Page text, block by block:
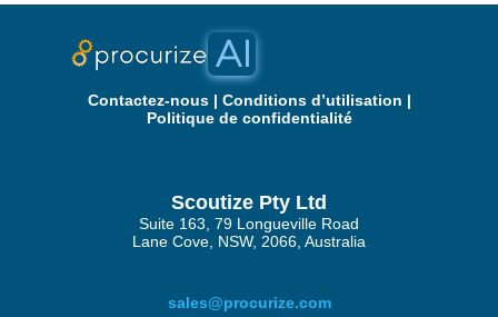
Contactez‑nous| Conditions d’utilisation |
Politique de confidentialité
Scoutize Pty Ltd
Suite 163, 79 Longueville Road
Lane Cove, NSW, 2066, Australia
sales@procurize.com